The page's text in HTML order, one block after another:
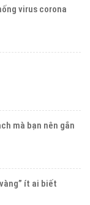
virus corona
mà bạn nên gắn
ít ai biết